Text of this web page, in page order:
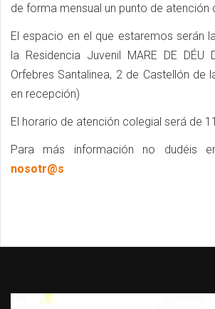
de forma mensual un punto de atención
El espacio en el que estaremos serán
la Residencia Juvenil MARE DE DÉU
Orfebres Santalinea, 2 de Castellón de
en recepción)
El horario de atención colegial será de
Para más información no dudéis
nosotr@s